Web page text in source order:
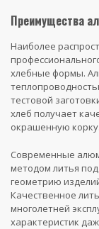
Преимущества
Наиболее
хлебные формы.
тестовой
хлеб получает
окрашенную корку.
Современные
методом литья
геометрию
Качественное
многолетней
характеристик